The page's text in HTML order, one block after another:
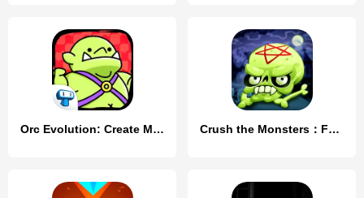
Orc Evolution: Create Monsters Crush the Monsters：Foul Puzzle